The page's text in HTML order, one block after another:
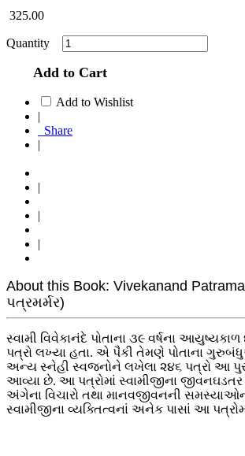
325.00
Quantity
Add to Cart
Add to Wishlist
|
Share
|
|
|
|
About this Book: Vivekanand
પત્રમર્મર)
સ્વામી વિવેકાનંદે પોતાના ૩૯ વર્ષના
પત્રો લખ્યા હતા. એ પૈકી તેમણે પોતાના
અન્ય સ્નેહી સ્વજનોને લખેલા ૨૪૬ પત્રો આ
આવ્યા છે. આ પત્રોમાં સ્વામીજીના
અંગેના વિચારો તથા માનવજીવનની
સ્વામીજીના વ્યક્તિત્વનાં અનેક પાસાં આ